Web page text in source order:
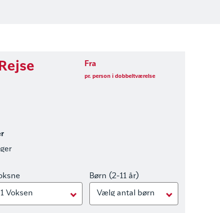
Fra
pr. person i dobbeltværelse
1 Voksen
Børn (2-11 år)
Vælg antal børn